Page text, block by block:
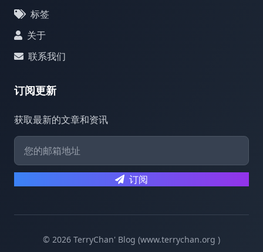
标签
关于
联系我们
订阅更新
获取最新的文章和资讯
订阅
© 2026 TerryChan' Blog (www.terrychan.org )